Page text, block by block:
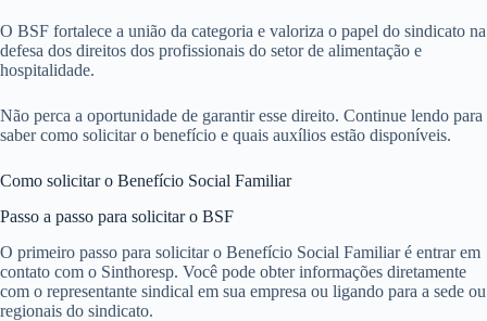
O BSF fortalece a união da categoria e valoriza o papel do sindicato na
defesa dos direitos dos profissionais do setor de alimentação e
hospitalidade.
Não perca a oportunidade de garantir esse direito. Continue lendo para
saber como solicitar o benefício e quais auxílios estão disponíveis.
Como solicitar o Benefício Social Familiar
Passo a passo para solicitar o BSF
O primeiro passo para solicitar o Benefício Social Familiar é entrar em
contato com o Sinthoresp. Você pode obter informações diretamente
com o representante sindical em sua empresa ou ligando para a sede ou
regionais do sindicato.